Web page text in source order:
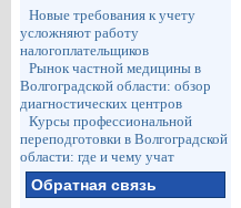
Новые требования к учету
усложняют работу
налогоплательщиков
Рынок частной медицины в
Волгоградской области: обзор
диагностических центров
Курсы профессиональной
переподготовки в Волгоградской
области: где и чему учат
Обратная связь